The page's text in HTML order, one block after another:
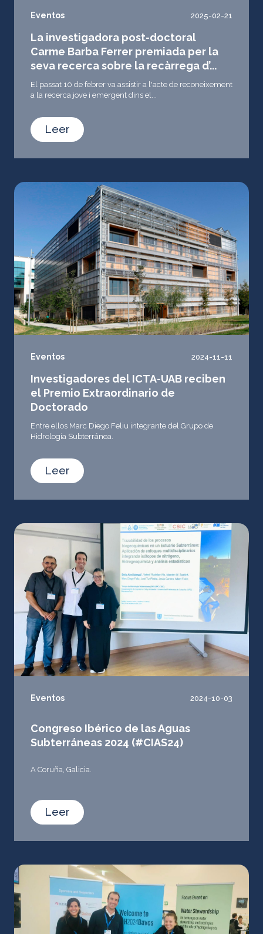
Eventos 2025-02-21
La investigadora post-doctoral
Carme Barba Ferrer premiada per la
seva recerca sobre la recàrrega d’...
El passat 10 de febrer va assistir a l'acte de reconeixement
a la recerca jove i emergent dins el...
Leer
Eventos 2024-11-11
Investigadores del ICTA-UAB reciben
el Premio Extraordinario de
Doctorado
Entre ellos Marc Diego Feliu integrante del Grupo de
Hidrología Subterránea.
Leer
Eventos 2024-10-03
Congreso Ibérico de las Aguas
Subterráneas 2024 (#CIAS24)
A Coruña, Galicia.
Leer